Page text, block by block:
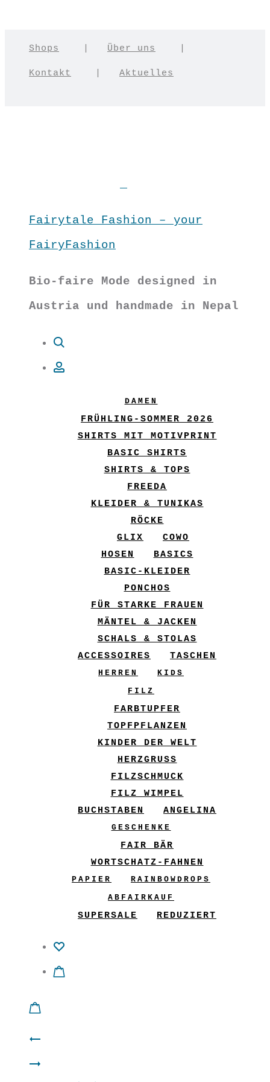
Shops Über uns
Kontakt Aktuelles
Fairytale Fashion – your
FairyFashion
Bio-faire Mode designed in
Austria und handmade in Nepal
DAMEN
FRÜHLING-SOMMER 2026
SHIRTS MIT MOTIVPRINT
BASIC SHIRTS
SHIRTS & TOPS
FREEDA
KLEIDER & TUNIKAS
RÖCKE
GLIX
COWO
HOSEN
BASICS
BASIC-KLEIDER
PONCHOS
FÜR STARKE FRAUEN
MÄNTEL & JACKEN
SCHALS & STOLAS
ACCESSOIRES
TASCHEN
HERREN
KIDS
FILZ
FARBTUPFER
TOPFPFLANZEN
KINDER DER WELT
HERZGRUSS
FILZSCHMUCK
FILZ WIMPEL
BUCHSTABEN
ANGELINA
GESCHENKE
FAIR BÄR
WORTSCHATZ-FAHNEN
PAPIER
RAINBOWDROPS
ABFAIRKAUF
SUPERSALE REDUZIERT
Product
navigation
Filz